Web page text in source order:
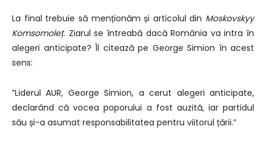
La final trebuie să menționăm și articolul din Moskovskyy
Komsomoleț. Ziarul se întreabă dacă România va intra în
alegeri anticipate? Îl citează pe George Simion în acest
sens:
”Liderul AUR, George Simion, a cerut alegeri anticipate,
declarând că vocea poporului a fost auzită, iar partidul
său și-a asumat responsabilitatea pentru viitorul țării.”